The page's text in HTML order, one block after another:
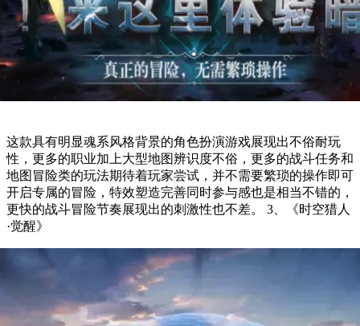
这款具有明显魂系风格背景的角色扮演游戏展现出不俗耐玩
性，更多的职业加上大型地图辨识度不俗，更多的战斗任务和
地图冒险类的玩法期待着玩家尝试，并不需要繁琐的操作即可
开启专属的冒险，特效塑造完善同时参与感也是相当不错的，
更快的战斗冒险节奏展现出的刺激性也不差。 3、《时空猎人
·觉醒》